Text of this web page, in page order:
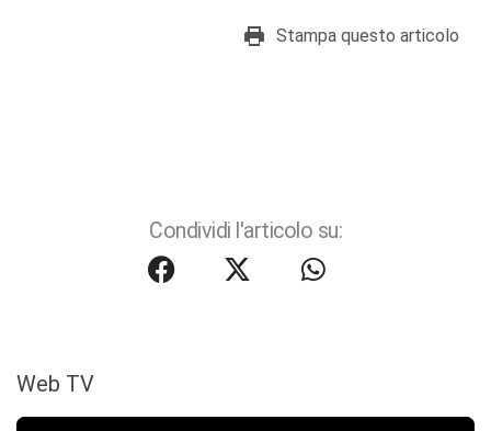
Stampa questo articolo
Condividi l'articolo su:
Web TV